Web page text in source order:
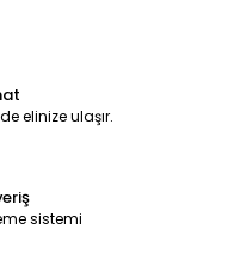
elinize ulaşır.
sistemi